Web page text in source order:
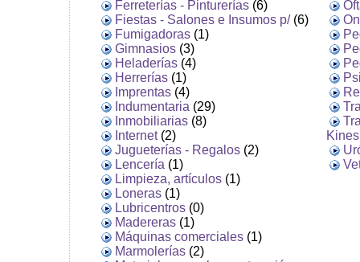
Ferreterías - Pinturerías (6)
Fiestas - Salones e Insumos p/(6)
Fumigadoras (1)
Gimnasios (3)
Heladerías (4)
Herrerías (1)
Imprentas (4)
Indumentaria (29)
Inmobiliarias (8)
Internet(2)
Jugueterías - Regalos (2)
Lencería (1)
Limpieza, artículos (1)
Loneras (1)
Lubricentros (0)
Madereras (1)
Máquinas comerciales (1)
Marmolerías (2)